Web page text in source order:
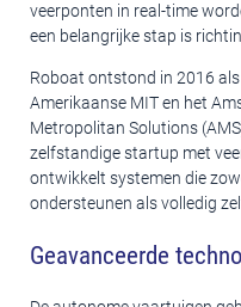
veerponten in real-time
een belangrijke stap is
Roboat ontstond in 2016
Amerikaanse MIT en het
Metropolitan Solutions
zelfstandige startup met
ontwikkelt systemen die
ondersteunen als volledig
Geavanceerde